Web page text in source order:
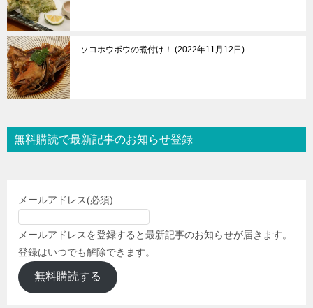
ソコホウボウの煮付け！ 2022年11月12日
無料購読で最新記事のお知らせ登録
メールアドレス(必須)
メールアドレスを登録すると最新記事のお知らせが届きます。
登録はいつでも解除できます。
無料購読する